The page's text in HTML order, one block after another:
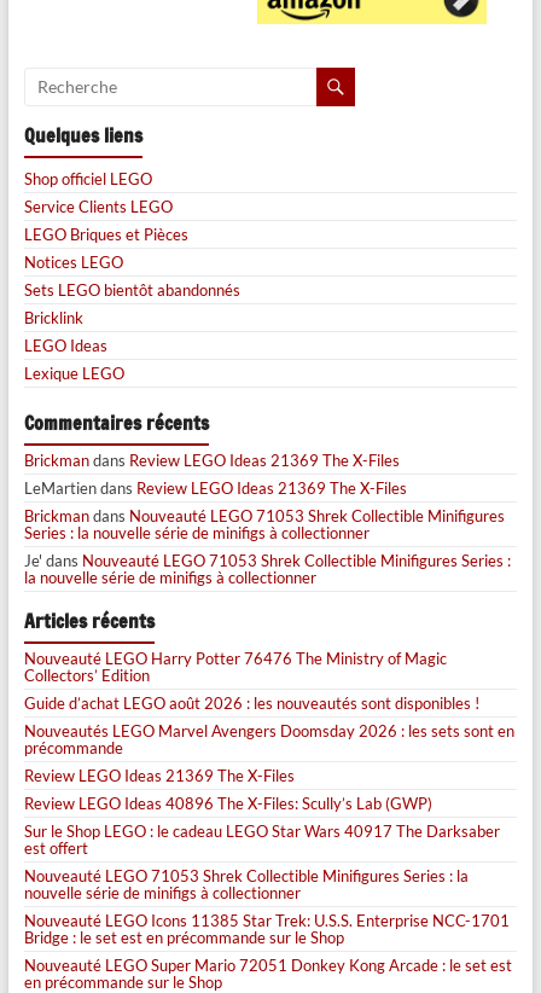
Quelques liens
Shop officiel LEGO
Service Clients LEGO
LEGO Briques et Pièces
Notices LEGO
Sets LEGO bientôt abandonnés
Bricklink
LEGO Ideas
Lexique LEGO
Commentaires récents
Brickmandans Review LEGO Ideas 21369 The X-Files
LeMartiendans Review LEGO Ideas 21369 The X-Files
Brickmandans Nouveauté LEGO 71053 Shrek Collectible Minifigures
Series : la nouvelle série de minifigs à collectionner
Je' dans Nouveauté LEGO 71053 Shrek Collectible Minifigures Series :
la nouvelle série de minifigs à collectionner
Articles récents
Nouveauté LEGO Harry Potter 76476 The Ministry of Magic
Collectors’ Edition
Guide d’achat LEGO août 2026 : les nouveautés sont disponibles !
Nouveautés LEGO Marvel Avengers Doomsday 2026 : les sets sont en
précommande
Review LEGO Ideas 21369 The X-Files
Review LEGO Ideas 40896 The X-Files: Scully’s Lab (GWP)
Sur le Shop LEGO : le cadeau LEGO Star Wars 40917 The Darksaber
est offert
Nouveauté LEGO 71053 Shrek Collectible Minifigures Series : la
nouvelle série de minifigs à collectionner
Nouveauté LEGO Icons 11385 Star Trek: U.S.S. Enterprise NCC-1701
Bridge : le set est en précommande sur le Shop
Nouveauté LEGO Super Mario 72051 Donkey Kong Arcade : le set est
en précommande sur le Shop